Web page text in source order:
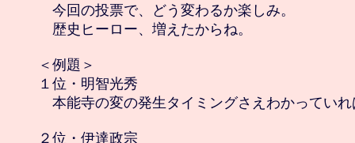
今回の投票で、どう変わるか楽しみ。
歴史ヒーロー、増えたからね。
＜例題＞
１位・明智光秀
本能寺の変の発生タイミングさえわかってい
２位・伊達政宗